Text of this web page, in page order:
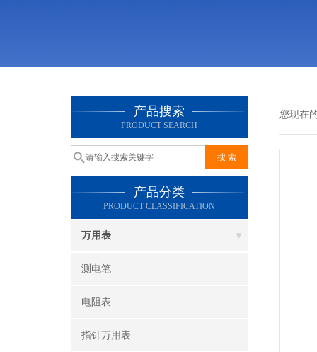
产品搜索
PRODUCT SEARCH
产品分类
PRODUCT CLASSIFICATION
万用表
测电笔
电阻表
指针万用表
您现在